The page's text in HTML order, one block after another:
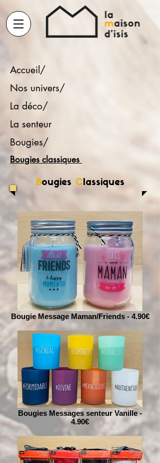
Accueil/
Nos univers/
La déco/
La senteur
Bougies/
Bougies classiques
Bougies Classiques
Bougie Message Maman/Friends - 4.90€
Bougies Messages senteur Vanille -
4.90€